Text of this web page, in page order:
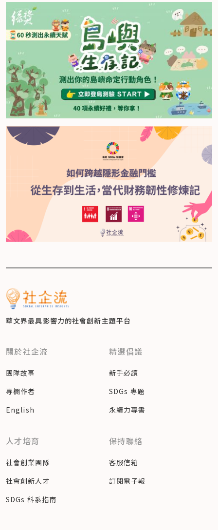
華文界最具影響力的社會創新主題平台
關於社企流
團隊故事
專欄作者
English
精選倡議
新手必讀
SDGs 專題
永續力專書
人才培育
社會創業團隊
社會創新人才
SDGs 科系指南
保持聯絡
客服信箱
訂閱電子報